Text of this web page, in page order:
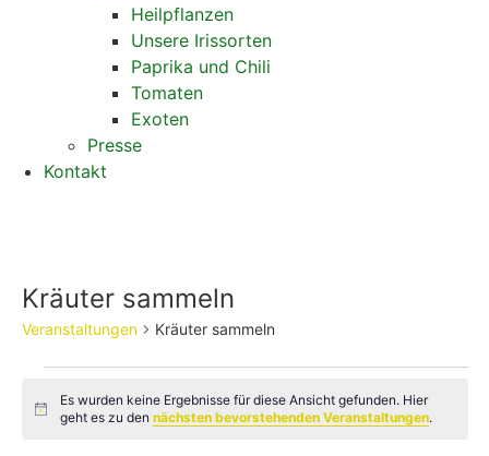
Heilpflanzen
Unsere Irissorten
Paprika und Chili
Tomaten
Exoten
Presse
Kontakt
Kräuter sammeln
Veranstaltungen Kräuter sammeln
Hinweis
Es wurden keine Ergebnisse für diese Ansicht gefunden. Hier
geht es zu dennächsten bevorstehenden Veranstaltungen.